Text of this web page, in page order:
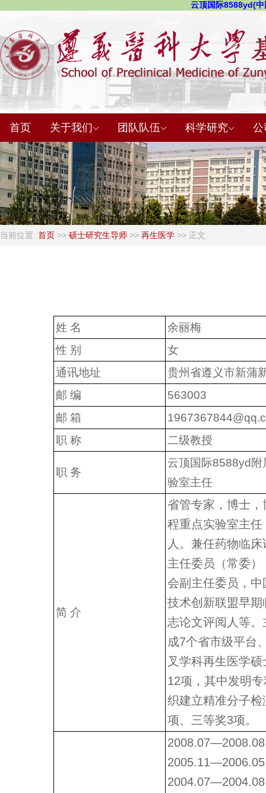
云顶国际8588yd(
首页 关于我们 团队队伍 科学研究 公
当前位置: 首页 >> 硕士研究生导师 >> 再生医学 >> 正文
姓 名
余丽梅
性 别
女
通讯地址
贵州省遵义市新蒲
邮 编
563003
邮 箱
职 称
二级教授
职 务
云顶国际8588yd附
验室主任
简 介
省管专家，博士
程重点实验室主
人。兼任药物临
主任委员（常委
会副主任委员，
技术创新联盟早
志论文评阅人等
成7个省市级平台
叉学科再生医学
12项，其中发明
织建立精准分子
项、三等奖3项。
2004.07—2004.08